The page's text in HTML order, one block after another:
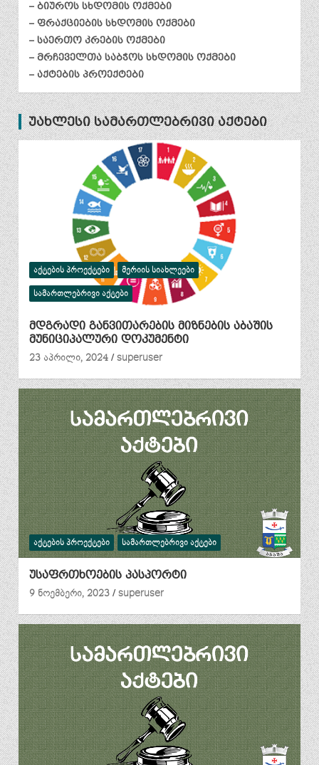
– ბიუროს სხდომის ოქმები
– ფრაქციების სხდომის ოქმები
– საერთო კრების ოქმები
– მრჩეველთა საბჭოს სხდომის ოქმები
– აქტების პროექტები
უახლესი სამართლებრივი აქტები
ᲐᲥᲢᲔᲑᲘᲡ ᲞᲠᲝᲔᲥᲢᲔᲑᲘ ᲛᲔᲠᲘᲘᲡ ᲡᲘᲐᲮᲚᲔᲔᲑᲘ
ᲡᲐᲛᲐᲠᲗᲚᲔᲑᲠᲘᲕᲘ ᲐᲥᲢᲔᲑᲘ
მდგრადი განვითარების მიზნების აბაშის
მუნიციპალური დოკუმენტი
23 აპრილი, 2024
superuser
ᲐᲥᲢᲔᲑᲘᲡ ᲞᲠᲝᲔᲥᲢᲔᲑᲘ ᲡᲐᲛᲐᲠᲗᲚᲔᲑᲠᲘᲕᲘ ᲐᲥᲢᲔᲑᲘ
უსაფრთხოების პასპორტი
9 ნოემბერი, 2023
superuser